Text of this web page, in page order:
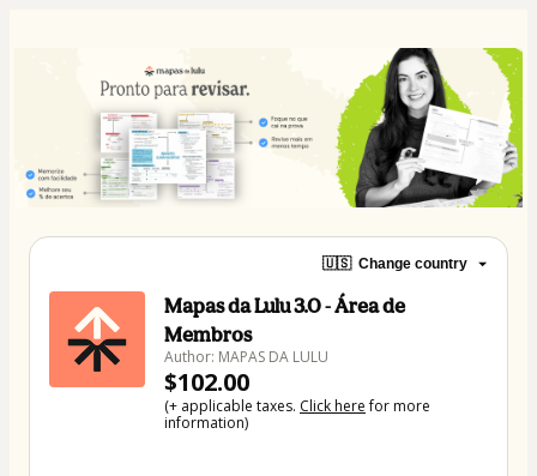
🇺🇸 Change country
Mapas da Lulu 3.0 - Área de
Membros
Author: MAPAS DA LULU
$102.00
(+ applicable taxes. Click herefor more
information)